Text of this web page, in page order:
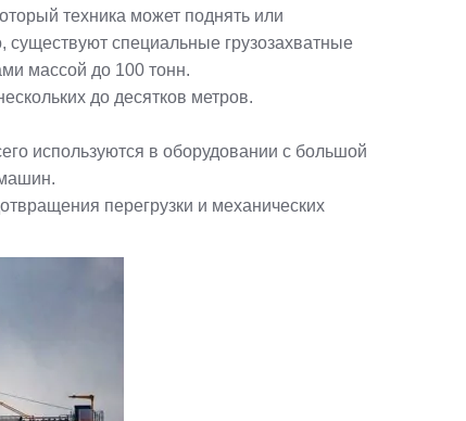
техника может поднять или
специальные грузозахватные
массой до 100 тонн.
до десятков метров.
используются в оборудовании с большой
перегрузки и механических